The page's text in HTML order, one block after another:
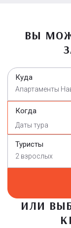
ВЫ
Куда
Апартаменты
Когда
Туристы
2 взрослых
ИЛИ